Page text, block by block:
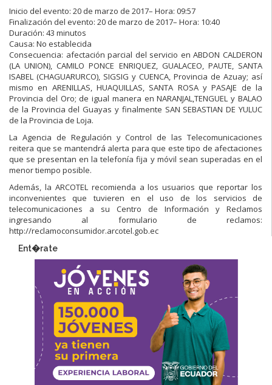
Inicio del evento: 20 de marzo de 2017– Hora: 09:57
Finalización del evento: 20 de marzo de 2017– Hora: 10:40
Duración: 43 minutos
Causa: No establecida
Consecuencia: afectación parcial del servicio en ABDON CALDERON
(LA UNION), CAMILO PONCE ENRIQUEZ, GUALACEO, PAUTE, SANTA
ISABEL (CHAGUARURCO), SIGSIG y CUENCA, Provincia de Azuay; así
mismo en ARENILLAS, HUAQUILLAS, SANTA ROSA y PASAJE de la
Provincia del Oro; de igual manera en NARANJAL,TENGUEL y BALAO
de la Provincia del Guayas y finalmente SAN SEBASTIAN DE YULUC
de la Provincia de Loja.
La Agencia de Regulación y Control de las Telecomunicaciones
reitera que se mantendrá alerta para que este tipo de afectaciones
que se presentan en la telefonía fija y móvil sean superadas en el
menor tiempo posible.
Además, la ARCOTEL recomienda a los usuarios que reportar los
inconvenientes que tuvieren en el uso de los servicios de
telecomunicaciones a su Centro de Información y Reclamos
ingresando al formulario de reclamos:
http://reclamoconsumidor.arcotel.gob.ec
Ent�rate